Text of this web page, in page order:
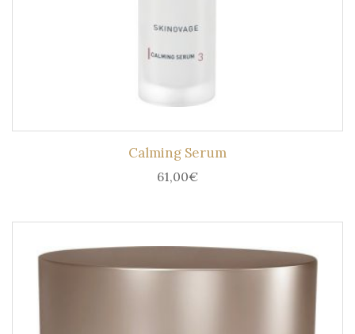
Calming Serum
61,00€